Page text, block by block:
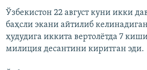
Ўзбекистон 22 август куни икки
баҳсли экани айтилиб
ҳудудига иккита вертолётда 7
милиция десантини киритган эди.